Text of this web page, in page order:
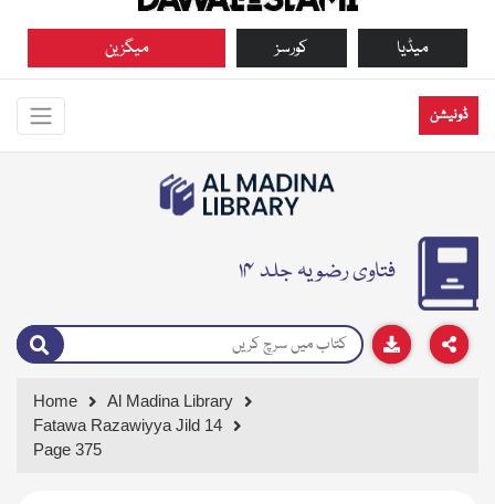
میگزین کورسز میڈیا
ڈونیشن
فتاوی رضویہ جلد ۱۴
Home
Al Madina Library
Fatawa Razawiyya Jild 14
Page 375